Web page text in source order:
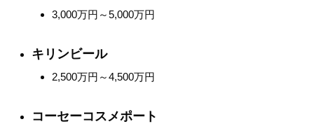
3,000万円～5,000万円
キリンビール
2,500万円～4,500万円
コーセーコスメポート